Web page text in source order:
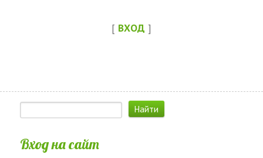
[ ВХОД ]
Вход на сайт